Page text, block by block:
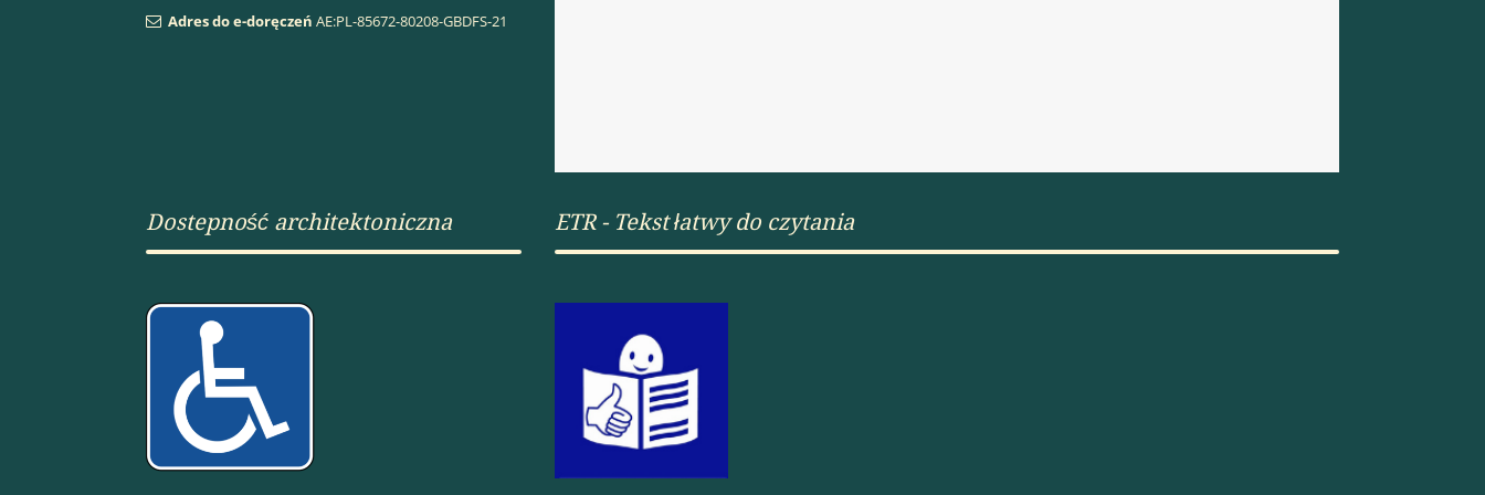
Adres do e-doręczeń AE:PL-85672-80208-GBDFS-21
Dostepność architektoniczna ETR - Tekst łatwy do czytania